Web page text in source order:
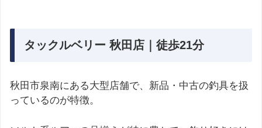
タックルベリー 秋田店｜徒歩21分
秋田市泉南にある大型店舗で、新品・中古の釣具を扱
っているのが特徴。